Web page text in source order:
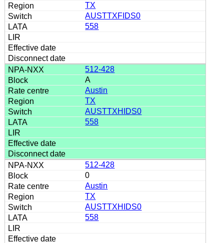
TX
AUSTTXFIDS0
558
512-428
A
Austin
TX
AUSTTXHIDS0
558
512-428
0
Austin
TX
AUSTTXHIDS0
558